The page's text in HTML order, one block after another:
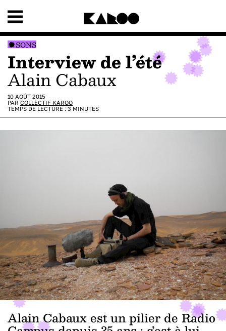
SONS
Interview de l’été
Alain Cabaux
10 AOÛT 2015
PAR COLLECTIF KAROO
TEMPS DE LECTURE : 3 MINUTES
Alain Cabaux est un pilier de Radio